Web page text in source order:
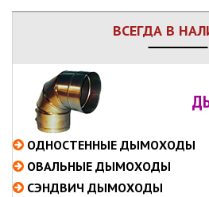
ВСЕГДА В
ОДНОСТЕННЫЕ ДЫМОХОДЫ
ОВАЛЬНЫЕ ДЫМОХОДЫ
СЭНДВИЧ ДЫМОХОДЫ